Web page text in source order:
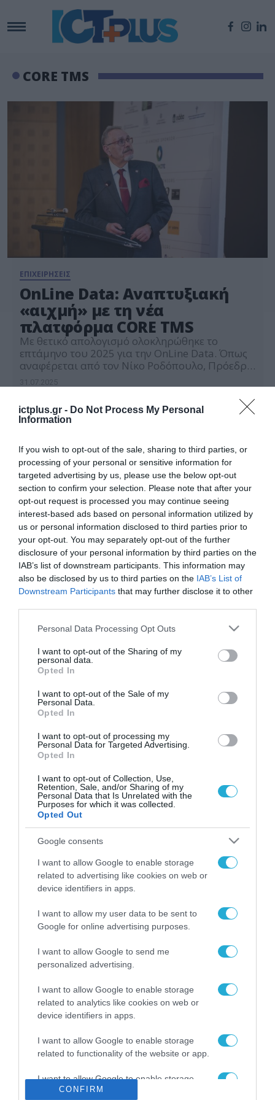
ictplus.gr - Do Not Process My Personal
Information
If you wish to opt-out of the sale, sharing to third parties, or
processing of your personal or sensitive information for
targeted advertising by us, please use the below opt-out
section to confirm your selection. Please note that after your
opt-out request is processed you may continue seeing
interest-based ads based on personal information utilized by
us or personal information disclosed to third parties prior to
your opt-out. You may separately opt-out of the further
disclosure of your personal information by third parties on the
IAB’s list of downstream participants. This information may
also be disclosed by us to third parties on the IAB’s List of
Downstream Participants that may further disclose it to other
Please note that this website/app uses one or more Google
not limited to your visit or usage behaviour. You may click to
grant or deny consent to Google and its third-party tags to
use your data for below specified purposes in below Google
consent section.
Personal Data Processing Opt Outs
I want to opt-out of the Sharing of my
personal data.
Opted In
I want to opt-out of the Sale of my
Personal Data.
Opted In
I want to opt-out of processing my
Personal Data for Targeted Advertising.
Opted In
I want to opt-out of Collection, Use,
Retention, Sale, and/or Sharing of my
Personal Data that Is Unrelated with the
Purposes for which it was collected.
Opted Out
Google consents
I want to allow Google to enable storage
related to advertising like cookies on web or
device identifiers in apps.
I want to allow my user data to be sent to
Google for online advertising purposes.
I want to allow Google to send me
personalized advertising.
I want to allow Google to enable storage
related to analytics like cookies on web or
device identifiers in apps.
I want to allow Google to enable storage
related to functionality of the website or app.
I want to allow Google to enable storage
related to personalization.
CONFIRM
CORE TMS
ΕΠΙΧΕΙΡΗΣΕΙΣ
OnLine Data: Αναπτυξιακή
«αιχμή» με τη νέα
πλατφόρμα CORE TMS
Με θετικό απολογισμό ολοκληρώθηκε το
επτάμηνο του 2025 για την OnLine Data. Όπως
αναφέρεται από τον Νίκο Ροδόπουλο, Πρόεδρο
πρωταρχικός στόχος που αφορά στην
ολοκληρωμένη και συστηματική υποστήριξη
των πελατών, τη διεύρυνση της θέσης της στην
Ελλάδα, την επέκταση σε διεθνείς αγορές και
επιχειρηματικών «συμμαχιών». Η […]
ΡΟΗ ΕΙΔΗΣΕΩΝ
Το χρηματοδοτούμενο
από την ΕΕ έργο “The
Gaming Police”
ενισχύει την ασφάλεια
των παιδιών στο
31.07.2026
ΑΑΔΕ: Διευκρινίσεις
για τα πρόστιμα σε
παραβάσεις που
31.07.2026
Τεχνητή Νοημοσύνη
δεν είναι απλώς μια
νέα τεχνολογία, είναι
επανάσταση»
31.07.2026
Νέος οδηγός του ΕΚΤ
για τη χρηματοδότηση
των ελληνικών
επιχειρήσεων στον
χώρο της άμυνας